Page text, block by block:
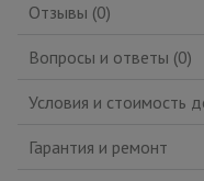
Отзывы (0)
Вопросы и ответы (0)
Условия и стоимость
Гарантия и ремонт